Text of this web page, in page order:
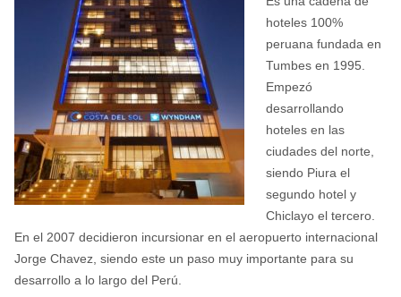
hoteles 100%
peruana fundada en
Tumbes en 1995.
Empezó
desarrollando
hoteles en las
ciudades del norte,
siendo Piura el
segundo hotel y
Chiclayo el tercero.
En el 2007 decidieron incursionar en el aeropuerto internacional
Jorge Chavez, siendo este un paso muy importante para su
desarrollo a lo largo del Perú.